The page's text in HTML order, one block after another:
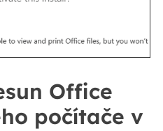
Office
počítače v